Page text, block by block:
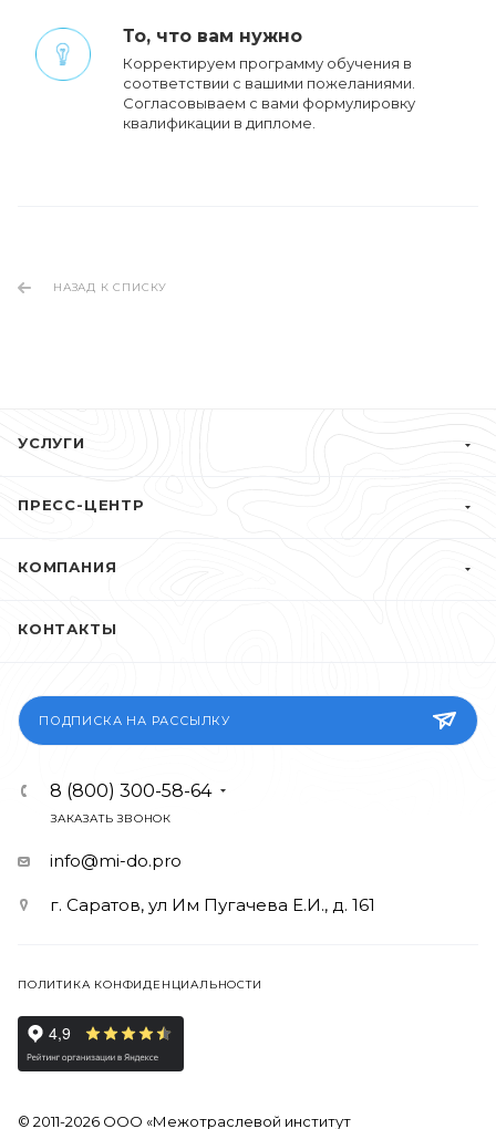
То, что вам нужно
Корректируем программу обучения в
соответствии с вашими пожеланиями.
Cогласовываем с вами формулировку
квалификации в дипломе.
НАЗАД К СПИСКУ
УСЛУГИ
ПРЕСС-ЦЕНТР
КОМПАНИЯ
КОНТАКТЫ
ПОДПИСКА НА РАССЫЛКУ
8 (800) 300-58-64
ЗАКАЗАТЬ ЗВОНОК
info@mi-do.pro
г. Саратов, ул Им Пугачева Е.И., д. 161
ПОЛИТИКА КОНФИДЕНЦИАЛЬНОСТИ
© 2011-2026 ООО «Межотраслевой институт